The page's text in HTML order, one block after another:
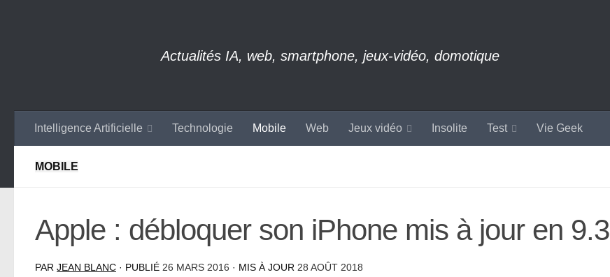
Actualités IA, web, smartphone, jeux-vidéo, domotique
Intelligence Artificielle Technologie Mobile Web Jeux vidéo Insolite Test Vie Geek
MOBILE
Apple : débloquer son iPhone mis à jour en 9.3
PAR JEAN BLANC · PUBLIÉ 26 MARS 2016 · MIS À JOUR 28 AOÛT 2018